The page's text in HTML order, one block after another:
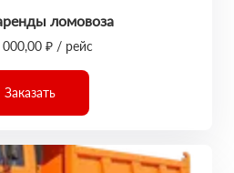
ломовоза
000,00 ₽ / рейс
Заказать